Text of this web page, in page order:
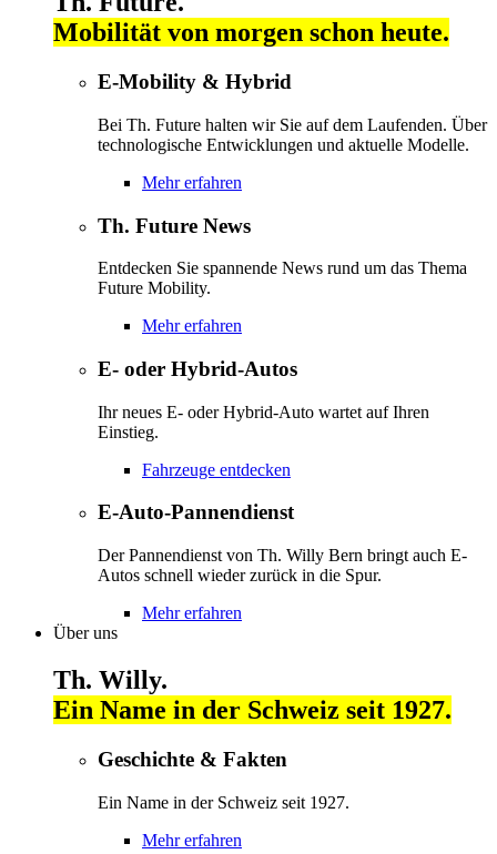
Mobilität von morgen schon heute.
E-Mobility & Hybrid
Bei Th. Future halten wir Sie auf dem Laufenden. Über
technologische Entwicklungen und aktuelle Modelle.
Mehr erfahren
Th. Future News
Entdecken Sie spannende News rund um das Thema
Future Mobility.
Mehr erfahren
E- oder Hybrid-Autos
Ihr neues E- oder Hybrid-Auto wartet auf Ihren
Einstieg.
Fahrzeuge entdecken
E-Auto-Pannendienst
Der Pannendienst von Th. Willy Bern bringt auch E-
Autos schnell wieder zurück in die Spur.
Mehr erfahren
Über uns
Th. Willy.
Ein Name in der Schweiz seit 1927.
Geschichte & Fakten
Ein Name in der Schweiz seit 1927.
Mehr erfahren